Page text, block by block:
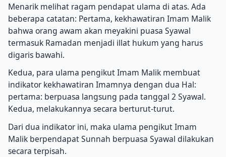
Menarik melihat ragam pendapat ulama di atas. Ada
beberapa catatan: Pertama, kekhawatiran Imam Malik
bahwa orang awam akan meyakini puasa Syawal
termasuk Ramadan menjadi illat hukum yang harus
digaris bawahi.
Kedua, para ulama pengikut Imam Malik membuat
indikator kekhawatiran Imamnya dengan dua Hal:
pertama: berpuasa langsung pada tanggal 2 Syawal.
Kedua, melakukannya secara berturut-turut.
Dari dua indikator ini, maka ulama pengikut Imam
Malik berpendapat Sunnah berpuasa Syawal dilakukan
secara terpisah.